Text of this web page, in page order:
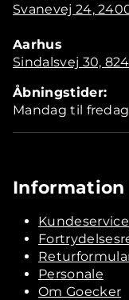
Svanevej 24,
Aarhus
Sindalsvej 30,
Åbningstider:
Mandag til
Information
Kundeservice
Personale
Om Goecker